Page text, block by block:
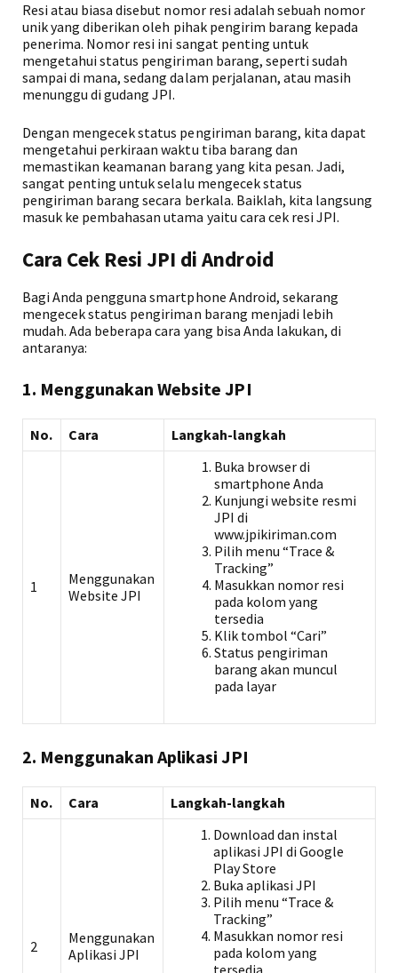
Resi atau biasa disebut nomor resi adalah sebuah nomor
unik yang diberikan oleh pihak pengirim barang kepada
penerima. Nomor resi ini sangat penting untuk
mengetahui status pengiriman barang, seperti sudah
sampai di mana, sedang dalam perjalanan, atau masih
menunggu di gudang JPI.
Dengan mengecek status pengiriman barang, kita dapat
mengetahui perkiraan waktu tiba barang dan
memastikan keamanan barang yang kita pesan. Jadi,
sangat penting untuk selalu mengecek status
pengiriman barang secara berkala. Baiklah, kita langsung
masuk ke pembahasan utama yaitu cara cek resi JPI.
Cara Cek Resi JPI di Android
Bagi Anda pengguna smartphone Android, sekarang
mengecek status pengiriman barang menjadi lebih
mudah. Ada beberapa cara yang bisa Anda lakukan, di
antaranya:
1. Menggunakan Website JPI
No. Cara Langkah-langkah
1
Menggunakan
Website JPI
Buka browser di
smartphone Anda
Kunjungi website resmi
JPI di
www.jpikiriman.com
Pilih menu “Trace &
Tracking”
Masukkan nomor resi
pada kolom yang
tersedia
Klik tombol “Cari”
Status pengiriman
barang akan muncul
pada layar
2. Menggunakan Aplikasi JPI
No. Cara Langkah-langkah
2
Menggunakan
Aplikasi JPI
Download dan instal
aplikasi JPI di Google
Play Store
Buka aplikasi JPI
Pilih menu “Trace &
Tracking”
Masukkan nomor resi
pada kolom yang
tersedia